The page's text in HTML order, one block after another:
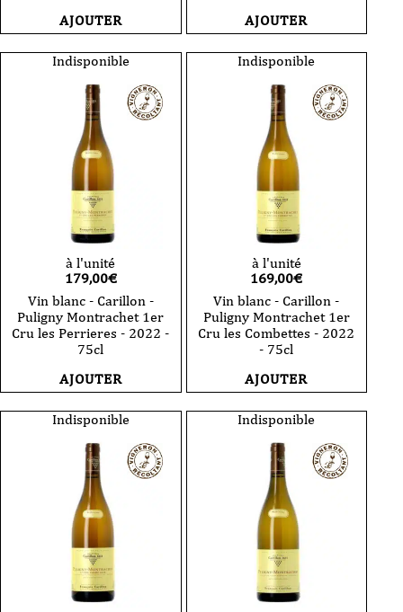
AJOUTER
AJOUTER
Indisponible
à l'unité
179,00€
Vin blanc - Carillon -
Puligny Montrachet 1er
Cru les Perrieres - 2022 -
75cl
AJOUTER
Indisponible
à l'unité
169,00€
Vin blanc - Carillon -
Puligny Montrachet 1er
Cru les Combettes - 2022
- 75cl
AJOUTER
Indisponible Indisponible